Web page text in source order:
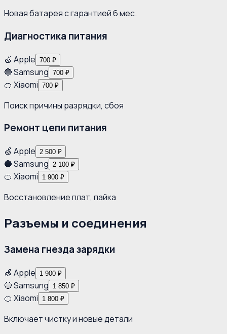
Новая батарея с гарантией 6 мес.
Диагностика питания
🍏 Apple 700 ₽
🔵 Samsung 700 ₽
🍊 Xiaomi 700 ₽
Поиск причины разрядки, сбоя
Ремонт цепи питания
🍏 Apple 2 500 ₽
🔵 Samsung 2 100 ₽
🍊 Xiaomi 1 900 ₽
Восстановление плат, пайка
Разъемы и соединения
Замена гнезда зарядки
🍏 Apple 1 900 ₽
🔵 Samsung 1 850 ₽
🍊 Xiaomi 1 800 ₽
Включает чистку и новые детали